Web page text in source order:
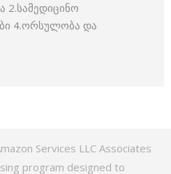
4.ორსულობა და
Services LLC Associates
program designed to